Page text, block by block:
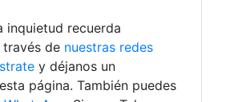
inquietud recuerda
de nuestras redes
y déjanos un
página. También puedes